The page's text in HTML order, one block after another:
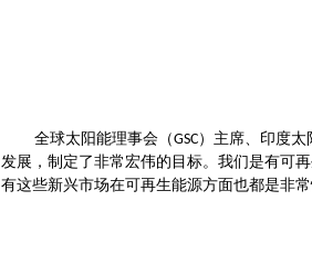
全球太阳能理事会（GSC）主席、印度太
发展，制定了非常宏伟的目标。我们是有可
有这些新兴市场在可再生能源方面也都是非常